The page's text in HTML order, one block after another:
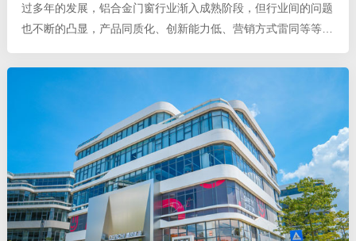
过多年的发展，铝合金门窗行业渐入成熟阶段，但行业间的问题
也不断的凸显，产品同质化、创新能力低、营销方式雷同等等都